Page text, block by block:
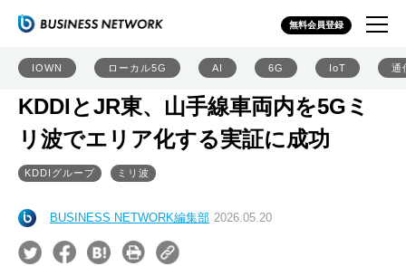
無料会員登録
IOWN ローカル5G AI 6G IoT 通
KDDIとJR東、山手線車両内を5Gミ
リ波でエリア化する実証に成功
KDDIグループ ミリ波
BUSINESS NETWORK編集部 2026.05.20